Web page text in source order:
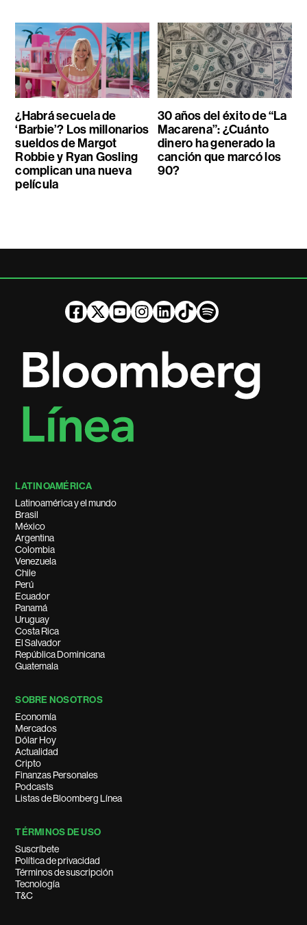
¿Habrá secuela de
‘Barbie’? Los millonarios
sueldos de Margot
Robbie y Ryan Gosling
complican una nueva
película
30 años del éxito de “La
Macarena”: ¿Cuánto
dinero ha generado la
canción que marcó los
90?
LATINOAMÉRICA
Latinoamérica y el mundo
Brasil
México
Argentina
Colombia
Venezuela
Chile
Perú
Ecuador
Panamá
Uruguay
Costa Rica
El Salvador
República Dominicana
Guatemala
SOBRE NOSOTROS
Economía
Mercados
Dólar Hoy
Actualidad
Cripto
Finanzas Personales
Podcasts
Listas de Bloomberg Línea
TÉRMINOS DE USO
Suscríbete
Política de privacidad
Términos de suscripción
Tecnología
T&C